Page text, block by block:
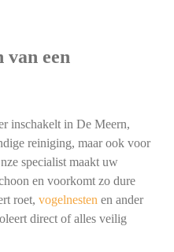
van een
inschakelt in De Meern,
reiniging, maar ook voor
specialist maakt uw
en voorkomt zo dure
roet, vogelnesten en ander
direct of alles veilig